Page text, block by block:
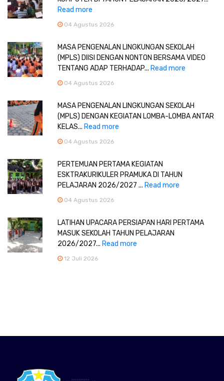
Read more
04 Agustus 2026
MASA PENGENALAN LINGKUNGAN SEKOLAH
(MPLS) DIISI DENGAN NONTON BERSAMA VIDEO
TENTANG ADAP TERHADAP... Read more
04 Agustus 2026
MASA PENGENALAN LINGKUNGAN SEKOLAH
(MPLS) DENGAN KEGIATAN LOMBA-LOMBA ANTAR
KELAS... Read more
04 Agustus 2026
PERTEMUAN PERTAMA KEGIATAN
ESKTRAKURIKULER PRAMUKA DI TAHUN
PELAJARAN 2026/2027 ... Read more
04 Agustus 2026
LATIHAN UPACARA PERSIAPAN HARI PERTAMA
MASUK SEKOLAH TAHUN PELAJARAN
2026/2027... Read more
12 Juli 2026